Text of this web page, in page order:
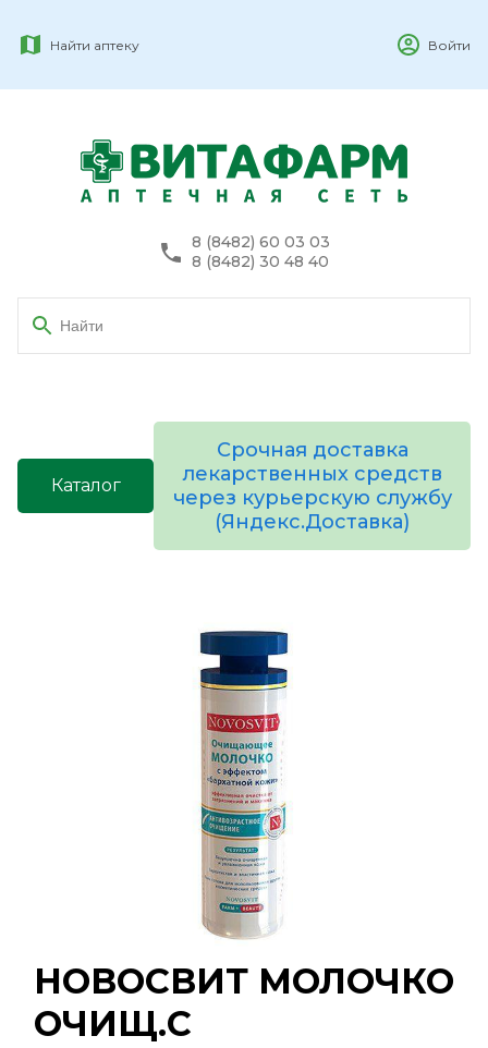
Найти аптеку Войти
8 (8482) 60 03 03
8 (8482) 30 48 40
Каталог
Срочная доставка
лекарственных средств
через курьерскую службу
(Яндекс.Доставка)
НОВОСВИТ МОЛОЧКО
ОЧИЩ.С